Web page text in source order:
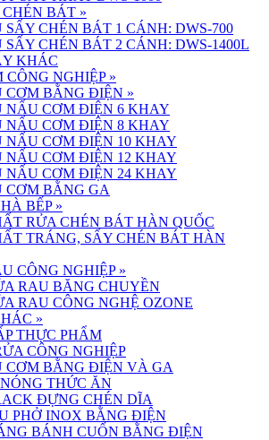
BÁT »
SẤY CHÉN BÁT 1 CÁNH: DWS-700
SẤY CHÉN BÁT 2 CÁNH: DWS-1400L
KHÁC
CÔNG NGHIỆP »
CƠM BẰNG ĐIỆN »
NẤU CƠM ĐIỆN 6 KHAY
NẤU CƠM ĐIỆN 8 KHAY
NẤU CƠM ĐIỆN 10 KHAY
NẤU CƠM ĐIỆN 12 KHAY
NẤU CƠM ĐIỆN 24 KHAY
CƠM BẰNG GA
BẾP »
RỬA CHÉN BÁT HÀN QUỐC
TRÁNG, SẤY CHÉN BÁT HÀN
CÔNG NGHIỆP »
RAU BĂNG CHUYỀN
RAU CÔNG NGHỆ OZONE
»
THỰC PHẨM
CÔNG NGHIỆP
CƠM BẰNG ĐIỆN VÀ GA
THỨC ĂN
ĐỰNG CHÉN DĨA
PHỞ INOX BẰNG ĐIỆN
BÁNH CUỐN BẰNG ĐIỆN